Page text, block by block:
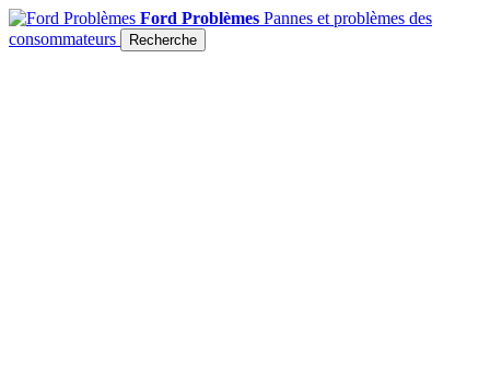
Ford Problèmes Pannes et problèmes des
consommateurs
Recherche